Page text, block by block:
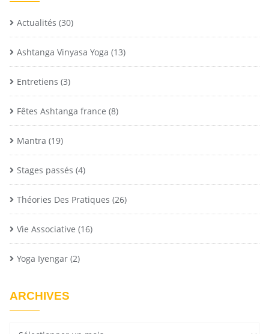
Actualités (30)
Ashtanga Vinyasa Yoga (13)
Entretiens (3)
Fêtes Ashtanga france (8)
Mantra (19)
Stages passés (4)
Théories Des Pratiques (26)
Vie Associative (16)
Yoga Iyengar (2)
ARCHIVES